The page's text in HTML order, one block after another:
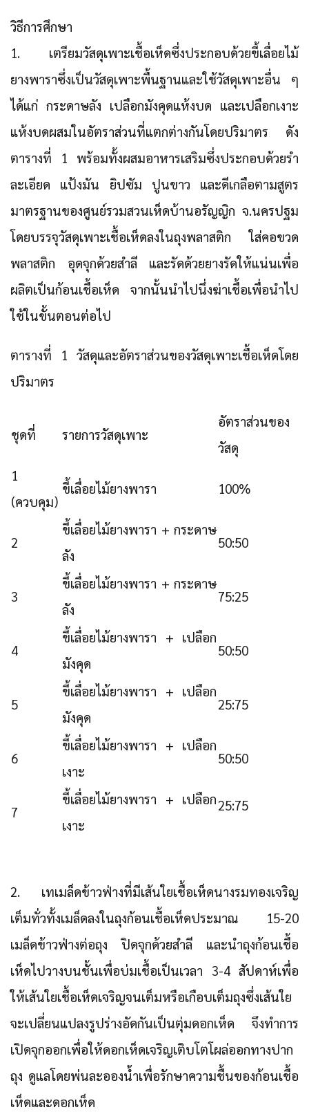
วิธีการศึกษา
1. เตรียมวัสดุเพาะเชื้อเห็ดซึ่งประกอบด้วยขี้เลื่อยไม้
ยางพาราซึ่งเป็นวัสดุเพาะพื้นฐานและใช้วัสดุเพาะอื่น ๆ
ได้แก่ กระดาษลัง เปลือกมังคุดแห้งบด และเปลือกเงาะ
แห้งบดผสมในอัตราส่วนที่แตกต่างกันโดยปริมาตร ดัง
ตารางที่ 1 พร้อมทั้งผสมอาหารเสริมซึ่งประกอบด้วยรำ
ละเอียด แป้งมัน ยิปซัม ปูนขาว และดีเกลือตามสูตร
มาตรฐานของศูนย์รวมสวนเห็ดบ้านอรัญญิก จ.นครปฐม
โดยบรรจุวัสดุเพาะเชื้อเห็ดลงในถุงพลาสติก ใส่คอขวด
พลาสติก อุดจุกด้วยสำลี และรัดด้วยยางรัดให้แน่นเพื่อ
ผลิตเป็นก้อนเชื้อเห็ด จากนั้นนำไปนึ่งฆ่าเชื้อเพื่อนำไป
ใช้ในขั้นตอนต่อไป
ตารางที่ 1 วัสดุและอัตราส่วนของวัสดุเพาะเชื้อเห็ดโดย
ปริมาตร
ชุดที่ รายการวัสดุเพาะ
อัตราส่วนของ
วัสดุ
1
(ควบคุม)
ขี้เลื่อยไม้ยางพารา 100%
2
ขี้เลื่อยไม้ยางพารา + กระดาษ
ลัง
50:50
3
ขี้เลื่อยไม้ยางพารา + กระดาษ
ลัง
75:25
4
ขี้เลื่อยไม้ยางพารา + เปลือก
มังคุด
50:50
5
ขี้เลื่อยไม้ยางพารา + เปลือก
มังคุด
25:75
6
ขี้เลื่อยไม้ยางพารา + เปลือก
เงาะ
50:50
7
ขี้เลื่อยไม้ยางพารา + เปลือก
เงาะ
25:75
2. เทเมล็ดข้าวฟ่างที่มีเส้นใยเชื้อเห็ดนางรมทองเจริญ
เต็มทั่วทั้งเมล็ดลงในถุงก้อนเชื้อเห็ดประมาณ 15-20
เมล็ดข้าวฟ่างต่อถุง ปิดจุกด้วยสำลี และนำถุงก้อนเชื้อ
เห็ดไปวางบนชั้นเพื่อบ่มเชื้อเป็นเวลา 3-4 สัปดาห์เพื่อ
ให้เส้นใยเชื้อเห็ดเจริญจนเต็มหรือเกือบเต็มถุงซึ่งเส้นใย
จะเปลี่ยนแปลงรูปร่างอัดกันเป็นตุ่มดอกเห็ด จึงทำการ
เปิดจุกออกเพื่อให้ดอกเห็ดเจริญเติบโตโผล่ออกทางปาก
ถุง ดูแลโดยพ่นละอองน้ำเพื่อรักษาความชื้นของก้อนเชื้อ
เห็ดและดอกเห็ด